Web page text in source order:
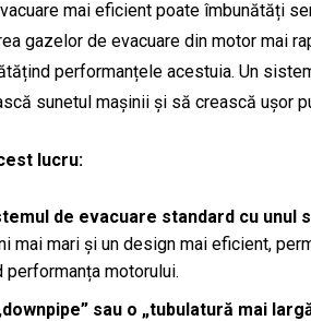
mai eficient poate îmbunătăți
gazelor de evacuare din motor mai
performanțele acestuia. Un
sunetul mașinii și să crească ușor
lucru:
de evacuare standard cu unul
mai mari și un design mai eficient,
performanța motorului.
sau o „tubulatură mai